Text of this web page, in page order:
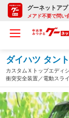
グーネットアプ
メアド不要で問い
ダイハツ タント
カスタムＸトップエデ
衝突安全装置／電動スラ
ブレコーダー 前後／ヘ
接続／ＥＴＣ／ＥＢＤ付